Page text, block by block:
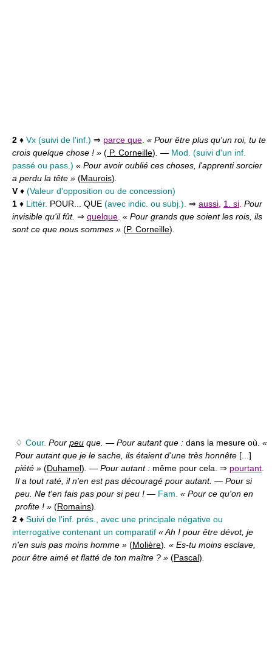
2 ♦ Vx (suivi de l'inf.) ⇒ parce que. « Pour être plus qu'un roi, tu te
crois quelque chose ! » ( P. Corneille). — Mod. (suivi d'un inf.
passé ou pass.) « Pour avoir oublié ces choses, l'apprenti sorcier
a perdu la tête » (Maurois).
V ♦ (Valeur d'opposition ou de concession)
1 ♦ Littér. POUR... QUE (avec indic. ou subj.). ⇒ aussi, 1. si. Pour
invisible qu'il fût. ⇒ quelque. « Pour grands que soient les rois, ils
sont ce que nous sommes » (P. Corneille).
♢ Cour. Pour peu que. — Pour autant que : dans la mesure où. «
Pour autant que je le sache, ils étaient d'une très honnête [...]
piété » (Duhamel). — Pour autant : même pour cela. ⇒ pourtant.
Il a tout raté, il n'en est pas découragé pour autant. — Pour si
peu. Ne t'en fais pas pour si peu ! — Fam. « Pour ce qu'on en
profite ! » (Romains).
2 ♦ Suivi de l'inf. prés., avec une principale négative ou
interrogative contenant un comparatif « Ah ! pour être dévot, je
n'en suis pas moins homme » (Molière). « Es-tu moins esclave,
pour être aimé et flatté de ton maître ? » (Pascal).